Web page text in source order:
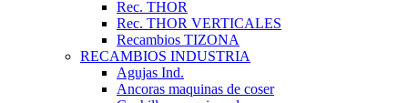
Rec. THOR
Rec. THOR VERTICALES
Recambios TIZONA
RECAMBIOS INDUSTRIA
Agujas Ind.
Ancoras maquinas de coser